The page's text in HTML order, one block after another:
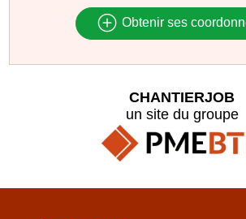
Obtenir ses
CHANTIERJOB
un site du groupe